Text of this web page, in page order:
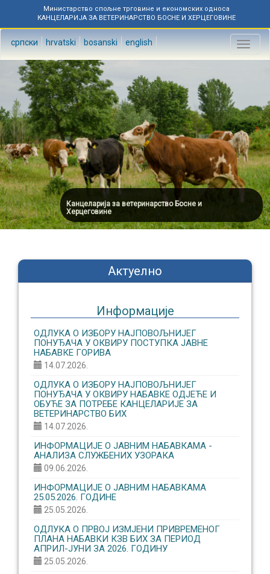
Министарство спољне трговине и економских односа
КАНЦЕЛАРИЈА ЗА ВЕТЕРИНАРСТВО БОСНЕ И ХЕРЦЕГОВИНЕ
српски hrvatski bosanski english
Toggle
Канцеларија за ветеринарство Босне и
Херцеговине
Актуелно
Информације
ОДЛУКА О ИЗБОРУ НАЈПОВОЉНИЈЕГ
ПОНУЂАЧА У ОКВИРУ ПОСТУПКА ЈАВНЕ
НАБАВКЕ ГОРИВА
14.07.2026.
ОДЛУКА О ИЗБОРУ НАЈПОВОЉНИЈЕГ
ПОНУЂАЧА У ОКВИРУ НАБАВКЕ ОДЈЕЋЕ И
ОБУЋЕ ЗА ПОТРЕБЕ КАНЦЕЛАРИЈЕ ЗА
ВЕТЕРИНАРСТВО БИХ
14.07.2026.
ИНФОРМАЦИЈЕ О ЈАВНИМ НАБАВКАМА -
АНАЛИЗА СЛУЖБЕНИХ УЗОРАКА
09.06.2026.
ИНФОРМАЦИЈЕ О ЈАВНИМ НАБАВКАМА
25.05.2026. ГОДИНЕ
25.05.2026.
ОДЛУКА О ПРВОЈ ИЗМЈЕНИ ПРИВРЕМЕНОГ
ПЛАНА НАБАВКИ КЗВ БИХ ЗА ПЕРИОД
АПРИЛ-ЈУНИ ЗА 2026. ГОДИНУ
25.05.2026.